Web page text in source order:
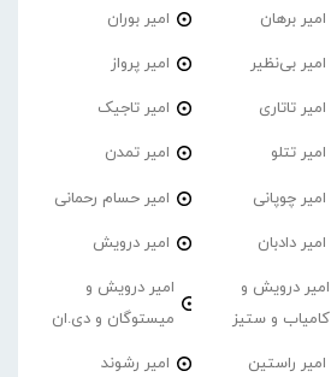
امیر برهان امیر‌ بوران
امیر بی‌نظیر امیر پرواز
امیر تاتاری امیر تاجیک
امیر تتلو امیر تمدن
امیر چوپانی امیر حسام رحمانی
امیر دادبان امیر درویش
امیر درویش و
کامیاب و ستیز
امیر درویش و
میستوگان و دی.ان
امیر راستین امیر رشوند